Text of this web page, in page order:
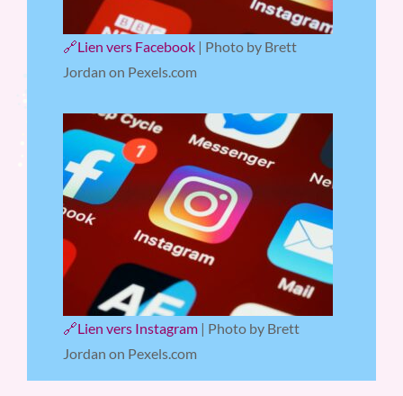
🔗Lien vers Facebook | Photo by Brett
Jordan on Pexels.com
🔗Lien vers Instagram | Photo by Brett
Jordan on Pexels.com